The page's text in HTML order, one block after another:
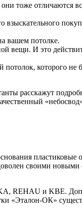
тоже отличаются
взыскательного
вашем потолке.
вещи. И это
которого не
расскажут
пластиковые
своими
REHAU и KBE.
«Эталон-ОК»